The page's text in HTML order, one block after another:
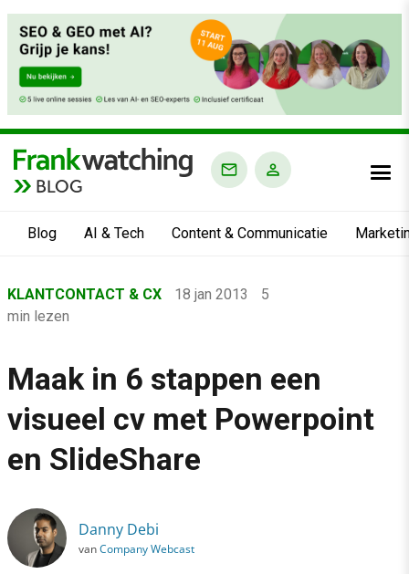
BLOG
Blog AI & Tech Content & Communicatie
›
Klantcontact & CX
›
Maak in 6 stappen een visueel cv met Powerpoint en
KLANTCONTACT & CX 18 jan 2013
5
min lezen
Maak in 6 stappen een
visueel cv met Powerpoint
en SlideShare
Danny Debi
vanCompany Webcast